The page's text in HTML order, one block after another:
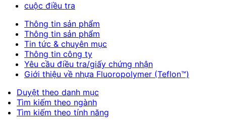
cuộc điều tra
Thông tin sản phẩm
Thông tin sản phẩm
Tin tức & chuyên mục
Thông tin công ty
Yêu cầu điều tra/giấy chứng nhận
Giới thiệu về nhựa Fluoropolymer (Teflon™)
Duyệt theo danh mục
Tìm kiếm theo ngành
Tìm kiếm theo tính năng